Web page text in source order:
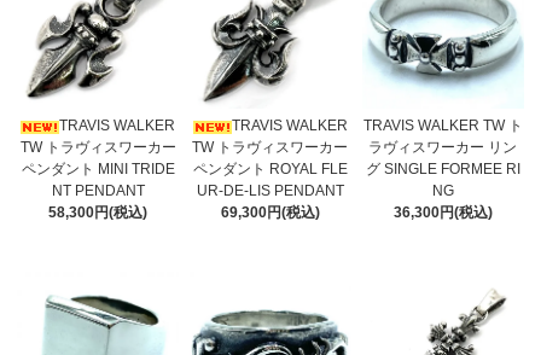
TRAVIS WALKER
TW トラヴィスワーカー
ペンダント MINI TRIDE
NT PENDANT
58,300円(税込)
TRAVIS WALKER
TW トラヴィスワーカー
ペンダント ROYAL FLE
UR-DE-LIS PENDANT
69,300円(税込)
TRAVIS WALKER TW ト
ラヴィスワーカー リン
グ SINGLE FORMEE RI
NG
36,300円(税込)